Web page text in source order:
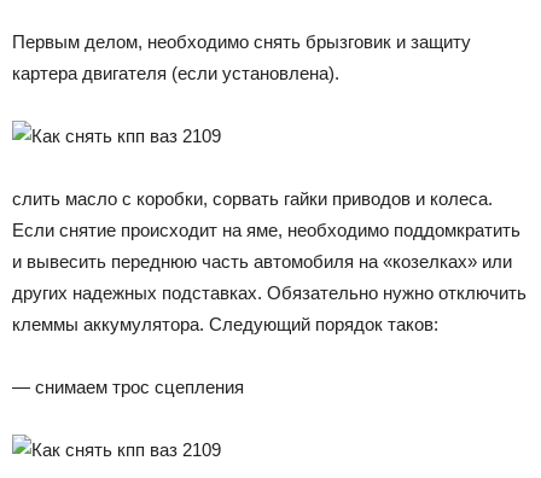
Первым делом, необходимо снять брызговик и защиту
картера двигателя (если установлена).
слить масло с коробки, сорвать гайки приводов и колеса.
Если снятие происходит на яме, необходимо поддомкратить
и вывесить переднюю часть автомобиля на «козелках» или
других надежных подставках. Обязательно нужно отключить
клеммы аккумулятора. Следующий порядок таков:
— снимаем трос сцепления